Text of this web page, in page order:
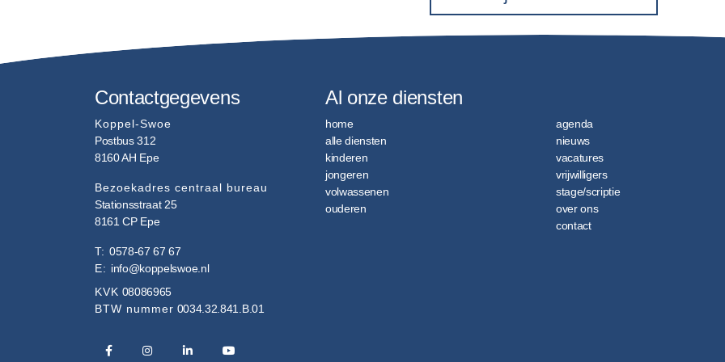
Contactgegevens
Koppel-Swoe
Postbus 312
8160 AH Epe
Bezoekadres centraal bureau
Stationsstraat 25
8161 CP Epe
T: 0578-67 67 67
E: info@koppelswoe.nl
KVK 08086965
BTW nummer 0034.32.841.B.01
Al onze diensten
home
alle diensten
kinderen
jongeren
volwassenen
ouderen
agenda
nieuws
vacatures
vrijwilligers
stage/scriptie
over ons
contact